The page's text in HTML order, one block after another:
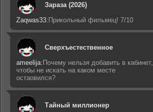
Зараза (2026)
Zaqwas33: Прикольный фильмец! 7/10
Сверхъестественное
ameelija: Почему нельзя добавить в кабинет,
чтобы не искать на каком месте
остаовился?
Тайный миллионер